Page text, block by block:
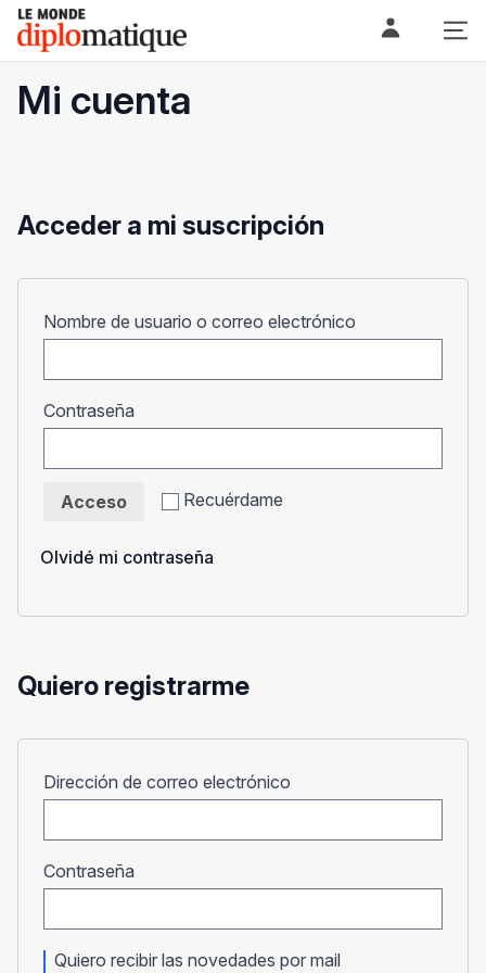
Skip
content
Le monde diplomatique
Mi cuenta
Acceder a mi suscripción
Nombre de usuario o correo electrónico
Contraseña
Recuérdame
Acceso
Olvidé mi contraseña
Quiero registrarme
Dirección de correo electrónico
Contraseña
Quiero recibir las novedades por mail